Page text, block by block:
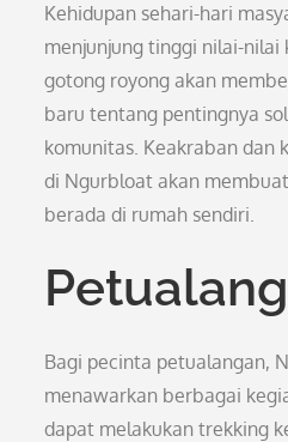
Kehidupan sehari-hari
menjunjung tinggi nilai-nilai
gotong royong akan
baru tentang pentingnya
komunitas. Keakraban dan
di Ngurbloat akan
berada di rumah sendiri.
Bagi pecinta petualangan,
menawarkan berbagai
dapat melakukan trekking